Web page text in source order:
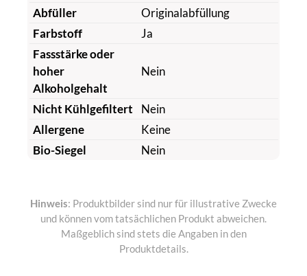
Abfüller
Originalabfüllung
Farbstoff
Ja
Fassstärke oder
hoher
Alkoholgehalt
Nein
Nicht Kühlgefiltert
Nein
Allergene
Keine
Bio-Siegel
Nein
Hinweis: Produktbilder sind nur für illustrative Zwecke
und können vom tatsächlichen Produkt abweichen.
Maßgeblich sind stets die Angaben in den
Produktdetails.